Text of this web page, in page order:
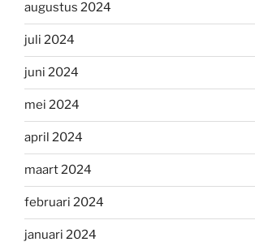
augustus 2024
juli 2024
juni 2024
mei 2024
april 2024
maart 2024
februari 2024
januari 2024